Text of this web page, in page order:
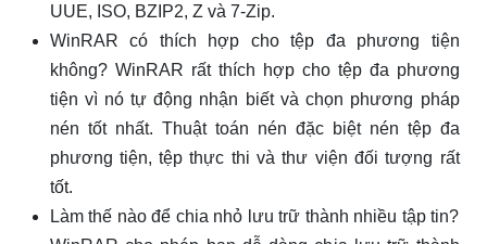
UUE, ISO, BZIP2, Z và 7-Zip.
WinRAR có thích hợp cho tệp đa phương tiện
không? WinRAR rất thích hợp cho tệp đa phương
tiện vì nó tự động nhận biết và chọn phương pháp
nén tốt nhất. Thuật toán nén đặc biệt nén tệp đa
phương tiện, tệp thực thi và thư viện đối tượng rất
tốt.
Làm thế nào để chia nhỏ lưu trữ thành nhiều tập tin?